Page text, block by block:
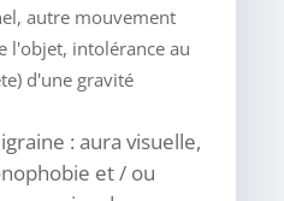
autre mouvement
l'objet, intolérance au
d'une gravité
: aura visuelle,
et / ou